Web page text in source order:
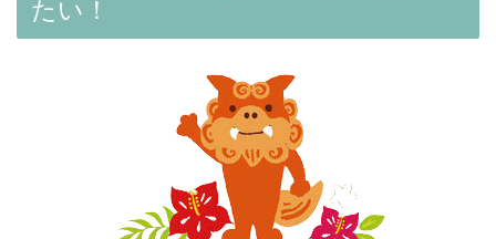
たい！